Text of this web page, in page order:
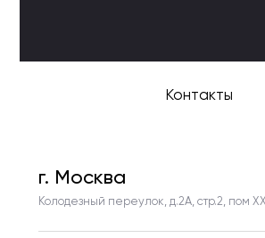
Контакты
г. Москва
Колодезный переулок, д.2А, стр.2, пом